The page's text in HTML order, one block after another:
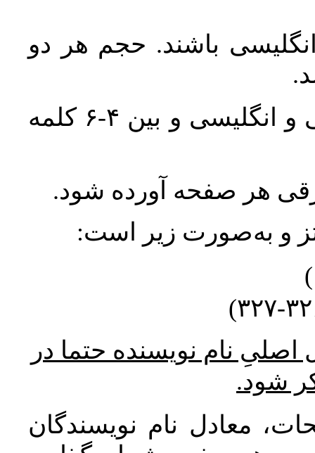
باشند. حجم هر دو
واژگان کلیدی بلافاصله پس از چکیده فارسی و انگلیسی و بین ۴-۶ کلمه
هر صفحه آورده شود.
و به‌صورت زیر است:
نام نویسنده حتما در
شود.
معادل نام نویسندگان